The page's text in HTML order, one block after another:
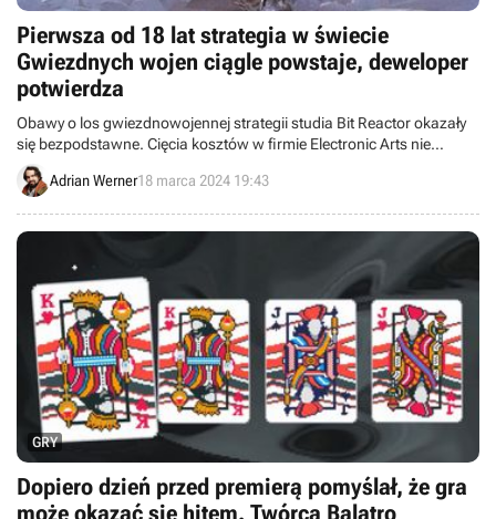
Pierwsza od 18 lat strategia w świecie
Gwiezdnych wojen ciągle powstaje, deweloper
potwierdza
Obawy o los gwiezdnowojennej strategii studia Bit Reactor okazały
się bezpodstawne. Cięcia kosztów w firmie Electronic Arts nie
dotknęły tego projektu.
Adrian Werner18 marca 2024 19:43
GRY
Dopiero dzień przed premierą pomyślał, że gra
może okazać się hitem. Twórca Balatro